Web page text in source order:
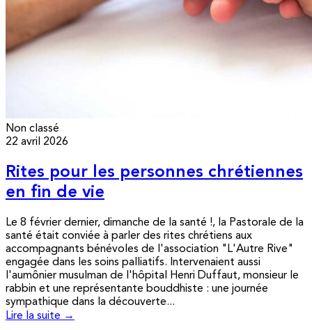
Non classé
22 avril 2026
Rites pour les personnes chrétiennes
en fin de vie
Le 8 février dernier, dimanche de la santé !, la Pastorale de la
santé était conviée à parler des rites chrétiens aux
accompagnants bénévoles de l'association "L'Autre Rive"
engagée dans les soins palliatifs. Intervenaient aussi
l'aumônier musulman de l'hôpital Henri Duffaut, monsieur le
rabbin et une représentante bouddhiste : une journée
sympathique dans la découverte...
Lire la suite →